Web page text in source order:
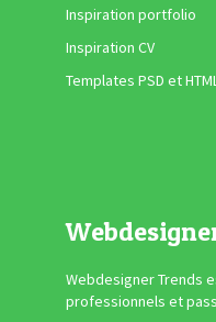
Inspiration portfolio
Inspiration CV
Templates PSD et
Webdesigner Trends
professionnels et